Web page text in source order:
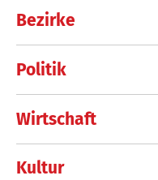
Bezirke
Politik
Wirtschaft
Kultur